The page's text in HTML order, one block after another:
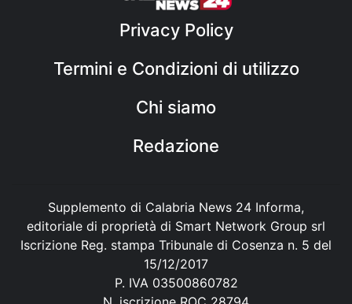
Privacy Policy
Termini e Condizioni di utilizzo
Chi siamo
Redazione
Supplemento di Calabria News 24 Informa,
editoriale di proprietà di Smart Network Group srl
Iscrizione Reg. stampa Tribunale di Cosenza n. 5 del
15/12/2017
P. IVA 03500860782